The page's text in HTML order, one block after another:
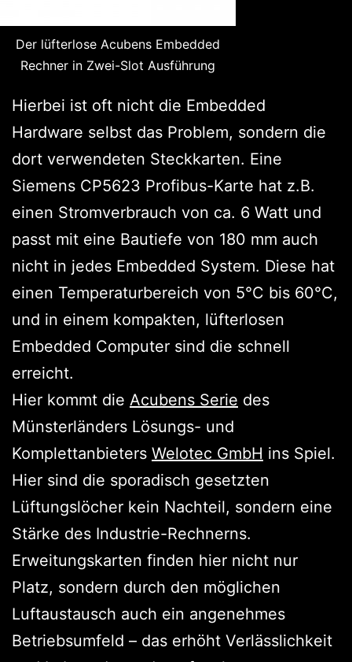
Der lüfterlose Acubens Embedded
Rechner in Zwei-Slot Ausführung
Hierbei ist oft nicht die Embedded
Hardware selbst das Problem, sondern die
dort verwendeten Steckkarten. Eine
Siemens CP5623 Profibus-Karte hat z.B.
einen Stromverbrauch von ca. 6 Watt und
passt mit eine Bautiefe von 180 mm auch
nicht in jedes Embedded System. Diese hat
einen Temperaturbereich von 5°C bis 60°C,
und in einem kompakten, lüfterlosen
Embedded Computer sind die schnell
erreicht.
Hier kommt die Acubens Serie des
Münsterländers Lösungs- und
Komplettanbieters Welotec GmbH ins Spiel.
Hier sind die sporadisch gesetzten
Lüftungslöcher kein Nachteil, sondern eine
Stärke des Industrie-Rechnerns.
Erweitungskarten finden hier nicht nur
Platz, sondern durch den möglichen
Luftaustausch auch ein angenehmes
Betriebsumfeld – das erhöht Verlässlichkeit